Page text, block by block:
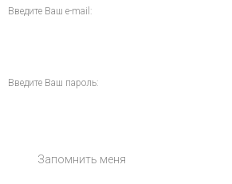
Введите Ваш e-mail:
Введите Ваш пароль:
Запомнить меня